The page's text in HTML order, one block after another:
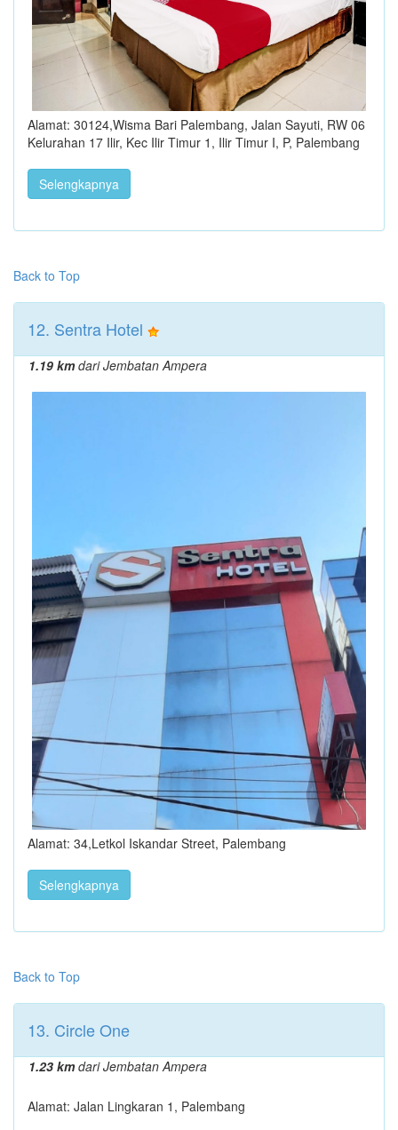
Alamat: 30124,Wisma Bari Palembang, Jalan Sayuti, RW 06
Kelurahan 17 Ilir, Kec Ilir Timur 1, Ilir Timur I, P, Palembang
Selengkapnya
Back to Top
12. Sentra Hotel
1.19 kmdari Jembatan Ampera
Alamat: 34,Letkol Iskandar Street, Palembang
Selengkapnya
Back to Top
13. Circle One
1.23 kmdari Jembatan Ampera
Alamat: Jalan Lingkaran 1, Palembang